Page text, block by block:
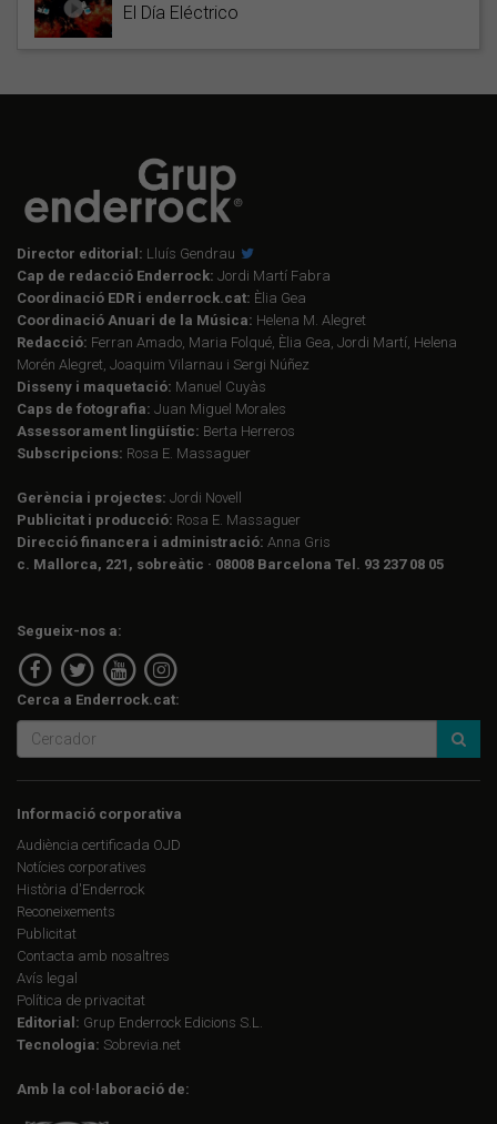
El Día Eléctrico
Director editorial: Lluís Gendrau
Cap de redacció Enderrock: Jordi Martí Fabra
Coordinació EDR i enderrock.cat: Èlia Gea
Coordinació Anuari de la Música: Helena M. Alegret
Redacció: Ferran Amado, Maria Folqué, Èlia Gea, Jordi Martí, Helena
Morén Alegret, Joaquim Vilarnau i Sergi Núñez
Disseny i maquetació: Manuel Cuyàs
Caps de fotografia: Juan Miguel Morales
Assessorament lingüístic: Berta Herreros
Subscripcions: Rosa E. Massaguer
Gerència i projectes: Jordi Novell
Publicitat i producció: Rosa E. Massaguer
Direcció financera i administració: Anna Gris
c. Mallorca, 221, sobreàtic · 08008 Barcelona Tel. 93 237 08 05
Segueix-nos a:
Cerca a Enderrock.cat:
Informació corporativa
Audiència certificada OJD
Notícies corporatives
Història d'Enderrock
Reconeixements
Publicitat
Contacta amb nosaltres
Avís legal
Política de privacitat
Editorial: Grup Enderrock Edicions S.L.
Tecnologia: Sobrevia.net
Amb la col·laboració de: